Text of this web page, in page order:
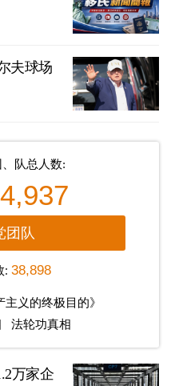
夫球场
队总人数:
团队
: 38,898
主义的终极目的》
法轮功真相
万家企